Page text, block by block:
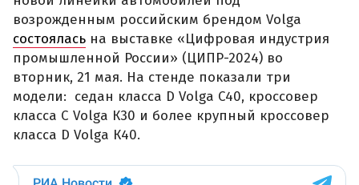
возрожденным российским брендом Volga
состоялась на выставке «Цифровая индустрия
промышленной России» (ЦИПР-2024) во
вторник, 21 мая. На стенде показали три
модели: седан класса D Volga C40, кроссовер
класса С Volga К30 и более крупный кроссовер
класса D Volga К40.